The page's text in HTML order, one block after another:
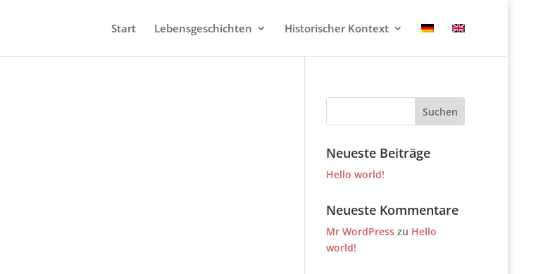
Start Lebensgeschichten Historischer Kontext
Neueste Beiträge
Hello world!
Neueste Kommentare
Mr WordPress zu Hello
world!